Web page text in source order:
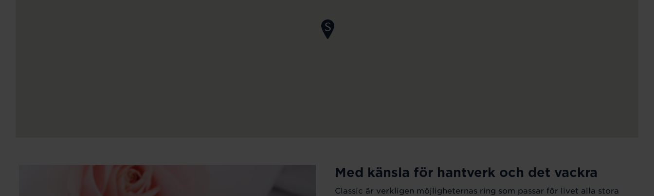
Med känsla för hantverk och det vackra
Classic är verkligen möjligheternas ring som passar för livet alla stora